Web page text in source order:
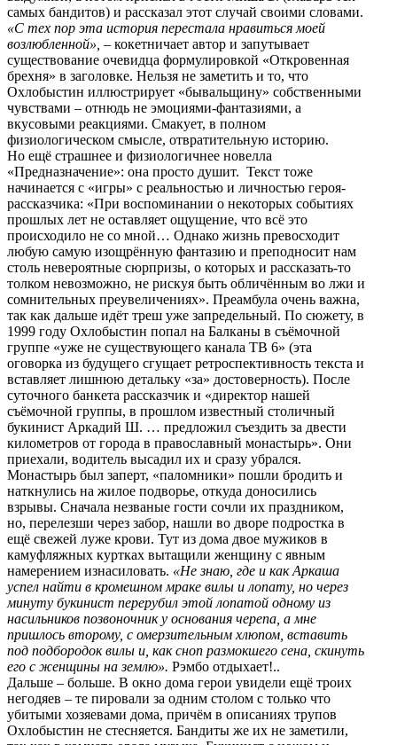
самых бандитов) и рассказал этот случай своими словами.
«С тех пор эта история перестала нравиться моей
возлюбленной», – кокетничает автор и запутывает
существование очевидца формулировкой «Откровенная
брехня» в заголовке. Нельзя не заметить и то, что
Охлобыстин иллюстрирует «бывальщину» собственными
чувствами – отнюдь не эмоциями-фантазиями, а
вкусовыми реакциями. Смакует, в полном
физиологическом смысле, отвратительную историю.
Но ещё страшнее и физиологичнее новелла
«Предназначение»: она просто душит. Текст тоже
начинается с «игры» с реальностью и личностью героя-
рассказчика: «При воспоминании о некоторых событиях
прошлых лет не оставляет ощущение, что всё это
происходило не со мной… Однако жизнь превосходит
любую самую изощрённую фантазию и преподносит нам
столь невероятные сюрпризы, о которых и рассказать-то
толком невозможно, не рискуя быть обличённым во лжи и
сомнительных преувеличениях». Преамбула очень важна,
так как дальше идёт треш уже запредельный. По сюжету, в
1999 году Охлобыстин попал на Балканы в съёмочной
группе «уже не существующего канала ТВ 6» (эта
оговорка из будущего сгущает ретроспективность текста и
вставляет лишнюю детальку «за» достоверность). После
суточного банкета рассказчик и «директор нашей
съёмочной группы, в прошлом известный столичный
букинист Аркадий Ш. … предложил съездить за двести
километров от города в православный монастырь». Они
приехали, водитель высадил их и сразу убрался.
Монастырь был заперт, «паломники» пошли бродить и
наткнулись на жилое подворье, откуда доносились
взрывы. Сначала незваные гости сочли их праздником,
но, перелезши через забор, нашли во дворе подростка в
ещё свежей луже крови. Тут из дома двое мужиков в
камуфляжных куртках вытащили женщину с явным
намерением изнасиловать. «Не знаю, где и как Аркаша
успел найти в кромешном мраке вилы и лопату, но через
минуту букинист перерубил этой лопатой одному из
насильников позвоночник у основания черепа, а мне
пришлось второму, с омерзительным хлюпом, вставить
под подбородок вилы и, как сноп размокшего сена, скинуть
его с женщины на землю». Рэмбо отдыхает!..
Дальше – больше. В окно дома герои увидели ещё троих
негодяев – те пировали за одним столом с только что
убитыми хозяевами дома, причём в описаниях трупов
Охлобыстин не стесняется. Бандиты же их не заметили,